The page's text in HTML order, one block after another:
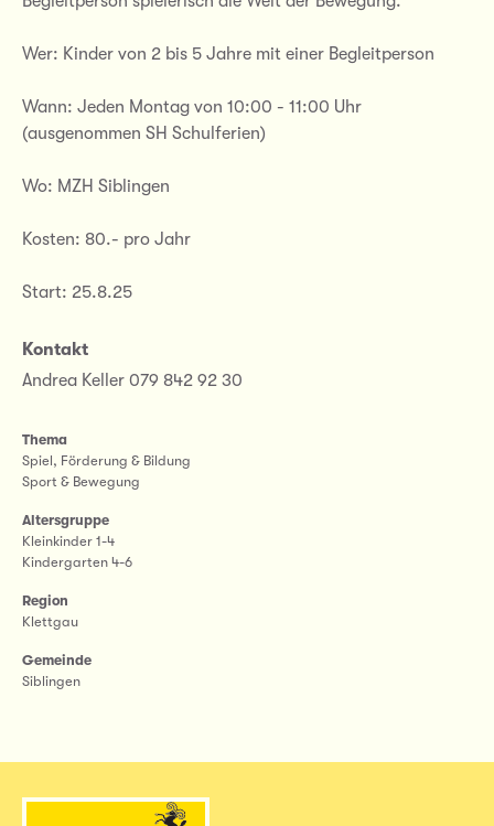
Wer: Kinder von 2 bis 5 Jahre mit einer Begleitperson
Wann: Jeden Montag von 10:00 - 11:00 Uhr
(ausgenommen SH Schulferien)
Wo: MZH Siblingen
Kosten: 80.- pro Jahr
Start: 25.8.25
Kontakt
Andrea Keller 079 842 92 30
Thema
Spiel, Förderung & Bildung
Sport & Bewegung
Altersgruppe
Kleinkinder 1-4
Kindergarten 4-6
Region
Klettgau
Gemeinde
Siblingen